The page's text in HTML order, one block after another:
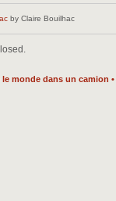
by Claire Bouilhac
le monde dans un camion •